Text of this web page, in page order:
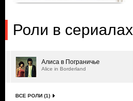
Роли в сериалах
Алиса в Пограничье
Alice in Borderland
ВСЕ РОЛИ (1)